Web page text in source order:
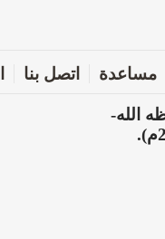
مساعدة اتصل بنا
الله-